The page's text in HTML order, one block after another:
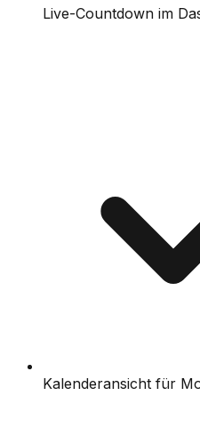
Live-Countdown im
Kalenderansicht für